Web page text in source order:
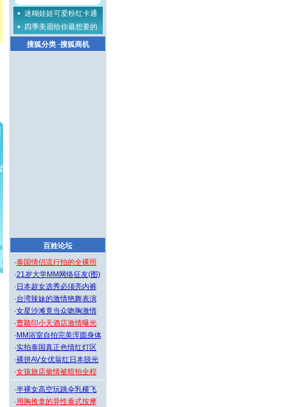
迷糊娃娃可爱粉红卡通
四季美眉给你最想要的
搜狐分类·搜狐商机
百姓论坛
·泰国情侣流行拍的全裸照
·21岁大学MM网络征友(图)
· 日本超女选秀必须亮内裤
·台湾辣妹的激情艳舞表演
·女星沙滩竟当众吻胸激情
·曹颖印小天酒店激情曝光
· MM浴室自拍完美浑圆身体
·实拍泰国真正色情红灯区
·裸拼AV女优翁红日本脱光
·女孩旅店偷情被暗拍全程
·半裸女高空玩跳伞乳横飞
·用胸推拿的异性泰式按摩